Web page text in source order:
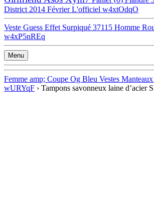
District 2014 Février L'officiel w4xtOdqO
Veste Guess Effet Surpiqué 37115 Homme
w4xP5nREq
Menu
Femme amp; Coupe Og Bleu Vestes
wURYqF › Tampons savonneux laine d’acier